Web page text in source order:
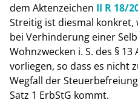
dem Aktenzeichen II R 18/
Streitig ist diesmal konkret,
bei Verhinderung einer
Wohnzwecken i. S. des § 13
vorliegen, so dass es nicht
Wegfall der
Satz 1 ErbStG kommt.